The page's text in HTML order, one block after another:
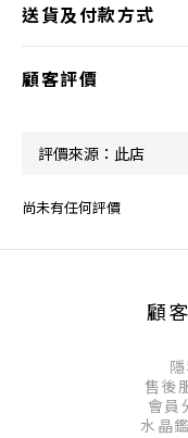
送貨及付款方式
顧客評價
尚未有任何評價
顧
售後
會
水晶